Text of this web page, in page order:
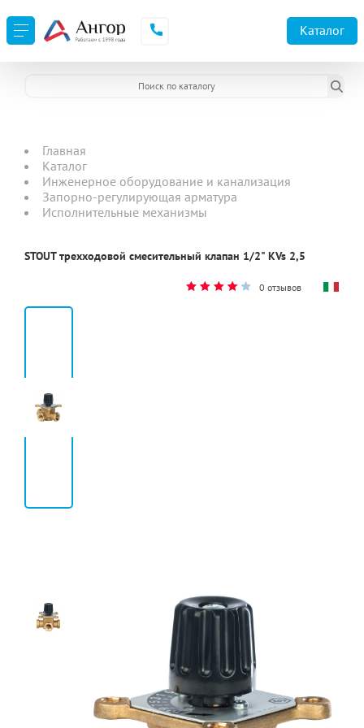
Каталог
Главная
Каталог
Инженерное оборудование и канализация
Запорно-регулирующая арматура
Исполнительные механизмы
STOUT трехходовой смесительный клапан 1/2" KVs 2,5
0 отзывов